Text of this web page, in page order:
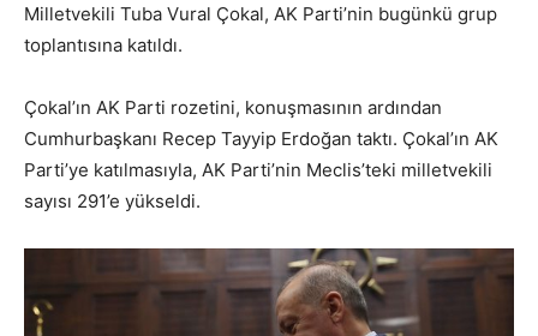
Milletvekili Tuba Vural Çokal, AK Parti’nin bugünkü grup
toplantısına katıldı.
Çokal’ın AK Parti rozetini, konuşmasının ardından
Cumhurbaşkanı Recep Tayyip Erdoğan taktı. Çokal’ın AK
Parti’ye katılmasıyla, AK Parti’nin Meclis’teki milletvekili
sayısı 291’e yükseldi.